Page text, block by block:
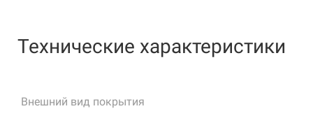
Технические характеристики
Внешний вид покрытия